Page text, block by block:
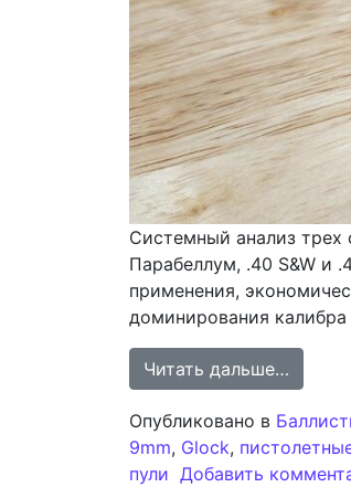
Системный анализ
Парабеллум, .40 S&W и
применения,
доминирования
Читать дальше…
Опубликовано в
9mm, Glock,
пули Добавить